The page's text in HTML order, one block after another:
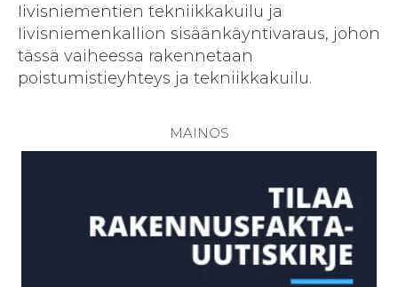
Iivisniementien tekniikkakuilu ja
Iivisniemenkallion sisäänkäyntivaraus, johon
tässä vaiheessa rakennetaan
poistumistieyhteys ja tekniikkakuilu.